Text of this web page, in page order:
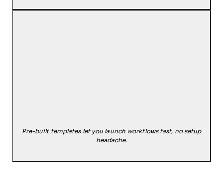
Pre-built templates let you launch workflows fast, no setup
headache.